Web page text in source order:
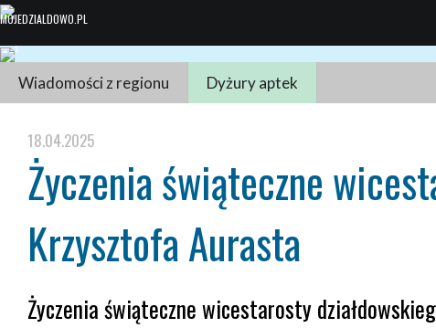
Wiadomości z regionu Dyżury aptek
18.04.2025
Życzenia świąteczne
Krzysztofa Aurasta
Życzenia świąteczne wicestarosty